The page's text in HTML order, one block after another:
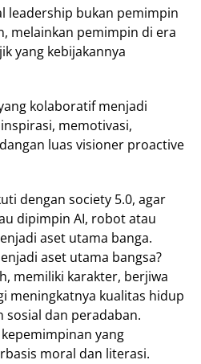
leadership bukan pemimpin
melainkan pemimpin di era
yang kebijakannya
kolaboratif menjadi
memotivasi,
luas visioner proactive
dengan society 5.0, agar
dipimpin AI, robot atau
aset utama banga.
aset utama bangsa?
memiliki karakter, berjiwa
meningkatnya kualitas hidup
sosial dan peradaban.
yang
moral dan literasi.